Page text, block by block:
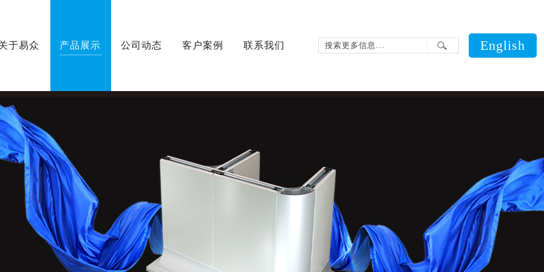
于易众 产品展示 公司动态 客户案例 联系我们 English